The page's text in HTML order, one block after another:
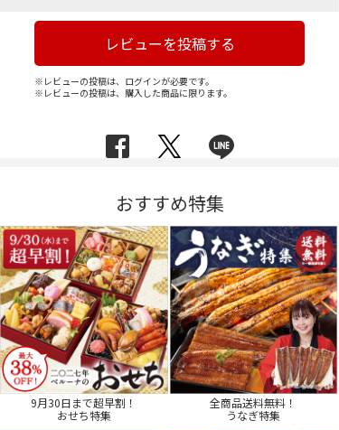
レビューを投稿する
※レビューの投稿は、ログインが必要です。
※レビューの投稿は、購入した商品に限ります。
おすすめ特集
9月30日まで超早割！
おせち特集
全商品送料無料！
うなぎ特集